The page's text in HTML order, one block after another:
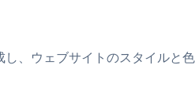
、ウェブサイトのスタイルと